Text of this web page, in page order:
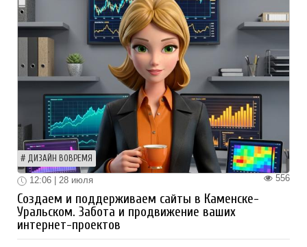
ДИЗАЙН ВОВРЕМЯ
556
12:06 | 28 июля
Создаем и поддерживаем сайты в Каменске-
Уральском. Забота и продвижение ваших
интернет-проектов